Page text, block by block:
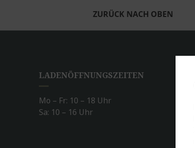
ZURÜCK NACH OBEN
LADENÖFFNUNGSZEITEN
Mo – Fr: 10 – 18 Uhr
Sa: 10 – 16 Uhr